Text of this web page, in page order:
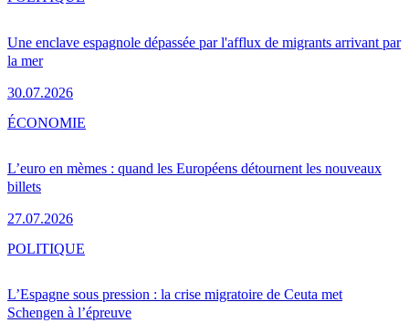
Une enclave espagnole dépassée par l'afflux de migrants arrivant par
la mer
30.07.2026
L’euro en mèmes : quand les Européens détournent les nouveaux
billets
27.07.2026
ÉCONOMIE
L’Espagne sous pression : la crise migratoire de Ceuta met
Schengen à l’épreuve
POLITIQUE